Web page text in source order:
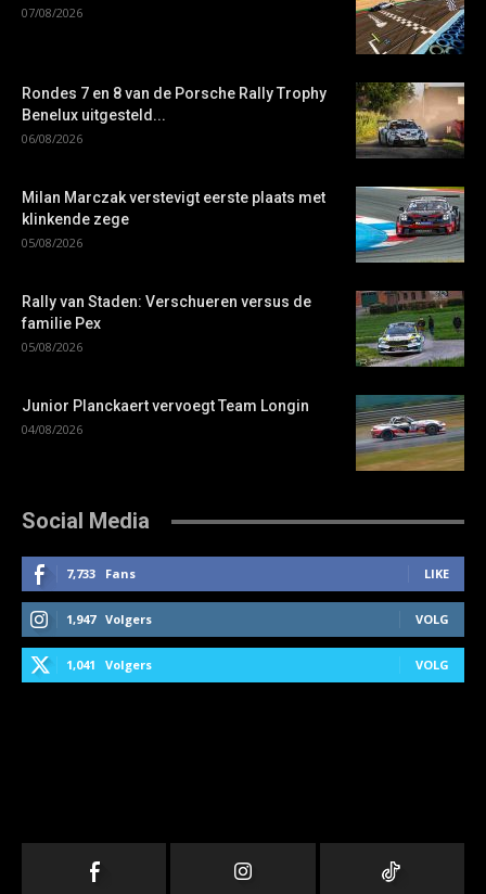
07/08/2026
Rondes 7 en 8 van de Porsche Rally Trophy
Benelux uitgesteld...
06/08/2026
Milan Marczak verstevigt eerste plaats met
klinkende zege
05/08/2026
Rally van Staden: Verschueren versus de
familie Pex
05/08/2026
Junior Planckaert vervoegt Team Longin
04/08/2026
Social Media
7,733 Fans LIKE
1,947 Volgers VOLG
1,041 Volgers VOLG